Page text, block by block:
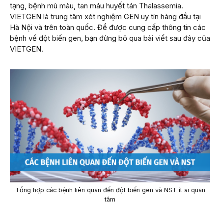
tạng, bệnh mù màu, tan máu huyết tán Thalassemia.
VIETGEN là trung tâm xét nghiệm GEN uy tín hàng đầu tại
Hà Nội và trên toàn quốc. Để được cung cấp thông tin các
bệnh về đột biến gen, bạn đừng bỏ qua bài viết sau đây của
VIETGEN.
Tổng hợp các bệnh liên quan đến đột biến gen và NST ít ai quan
tâm